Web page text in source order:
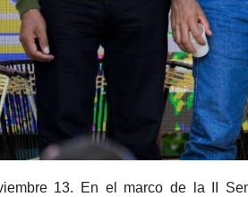
13. En el marco de la II